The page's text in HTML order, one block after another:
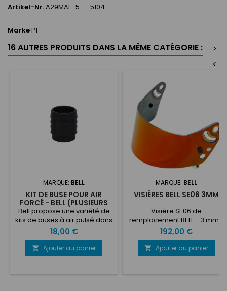
Artikel-Nr.A29MAE-5---5104
MarkeP1
16 AUTRES PRODUITS DANS LA MÊME CATÉGORIE :
>
<
MARQUE: BELL
KIT DE BUSE POUR AIR
FORCÉ - BELL (PLUSIEURS
INCLINAISONS)
Bell propose une variété de
kits de buses à air pulsé dans
les variantes traditionnelles
de taille standard V05, V05 20
degrés, V05 45 degrés et V05
90 degrés
Prix
18,00 €
 Ajouter au panier
MARQUE: BELL
VISIÈRES BELL SE06 3MM
Visière SE06 de
remplacement BELL - 3 mm -
pour convenir aux casques :
HP6, HP6 RD, HP6 RALLY GT6
Carbon, GT6 RD Carbon, GT6
Rally Carbon, GT6 PRO, GT6
Prix
192,00 €
 Ajouter au panier